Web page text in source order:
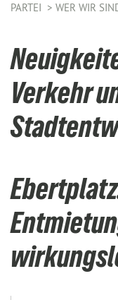
PARTEI WER WIR
Verkehr